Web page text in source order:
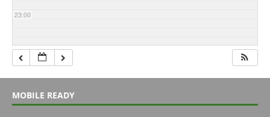
23:00
MOBILE READY